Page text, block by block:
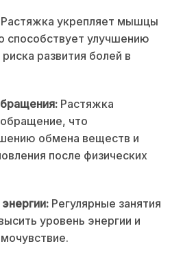
Растяжка укрепляет мышцы
способствует улучшению
развития болей в
Растяжка
что
обмена веществ и
после физических
Регулярные занятия
уровень энергии и